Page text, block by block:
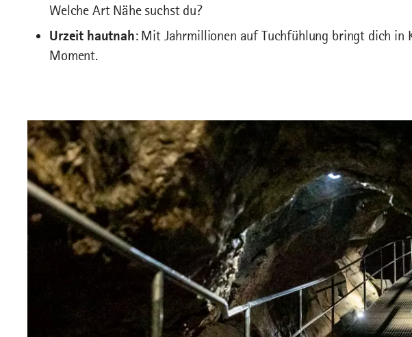
Welche Art Nähe suchst du?
Urzeit hautnah: Mit Jahrmillionen auf Tuchfühlung bringt dich in
Moment.